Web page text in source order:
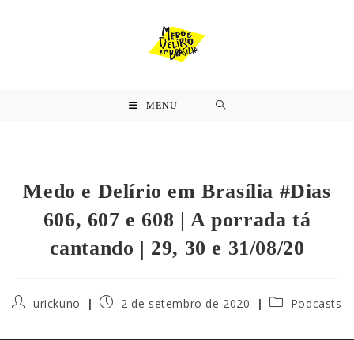
MENU
Medo e Delírio em Brasília #Dias
606, 607 e 608 | A porrada tá
cantando | 29, 30 e 31/08/20
urickuno 2 de setembro de 2020 Podcasts